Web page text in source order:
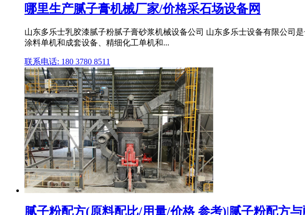
哪里生产腻子膏机械厂家/价格采石场设备网
山东多乐士乳胶漆腻子粉腻子膏砂浆机械设备公司 山东多乐士设备有限公司
涂料单机和成套设备、精细化工单机和...
联系电话: 180 3780 8511
腻子粉配方(原料配比/用量/价格 参考)|腻子粉配方与